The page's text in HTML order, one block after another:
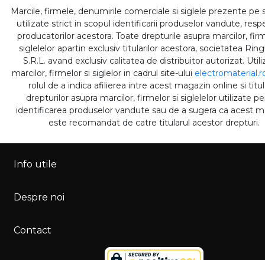
Marcile, firmele, denumirile comerciale si siglele prezente pe
utilizate strict in scopul identificarii produselor vandute,
producatorilor acestora. Toate drepturile asupra marcilor,
siglelelor apartin exclusiv titularilor acestora, societatea
S.R.L. avand exclusiv calitatea de distribuitor autorizat.
marcilor, firmelor si siglelor in cadrul site-ului
rolul de a indica afilierea intre acest magazin online si
drepturilor asupra marcilor, firmelor si siglelelor utilizate
identificarea produselor vandute sau de a sugera ca acest
este recomandat de catre titularul acestor drepturi.
Info utile
Despre noi
Contact